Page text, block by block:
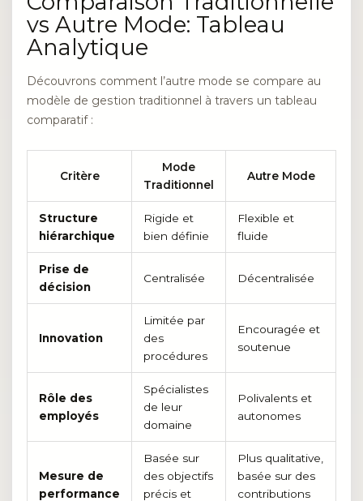
vs Autre Mode: Tableau
Analytique
Découvrons comment l’autre mode se compare au
modèle de gestion traditionnel à travers un tableau
comparatif :
Critère
Mode
Traditionnel
Autre Mode
Structure
hiérarchique
Rigide et
bien définie
Flexible et
fluide
Prise de
décision
Centralisée Décentralisée
Innovation
Limitée par
des
procédures
Encouragée et
soutenue
Rôle des
employés
Spécialistes
de leur
domaine
Polivalents et
autonomes
Mesure de
performance
Basée sur
des objectifs
précis et
Plus qualitative,
basée sur des
contributions